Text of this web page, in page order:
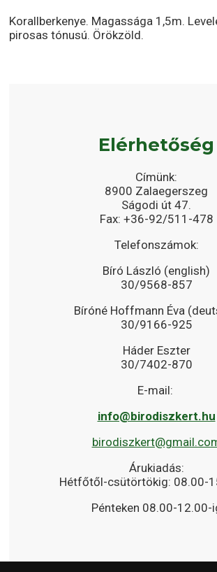
Korallberkenye. Magassága 1,5m.
pirosas tónusú. Örökzöld.
Elérhetőség
Címünk:
8900 Zalaegerszeg
Ságodi út 47.
Fax: +36-92/511-478
Telefonszámok:
Bíró László (english)
30/9568-857
Bíróné Hoffmann Éva
30/9166-925
Háder Eszter
30/7402-870
E-mail:
info@birodiszkert.hu
Árukiadás:
Hétfőtől-csütörtökig: 08.00-
Pénteken 08.00-12.00-